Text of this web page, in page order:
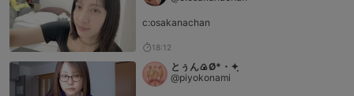
c:osakanachan
18:12
とぅん🍙Ø*・✦ฺ
@piyokonami